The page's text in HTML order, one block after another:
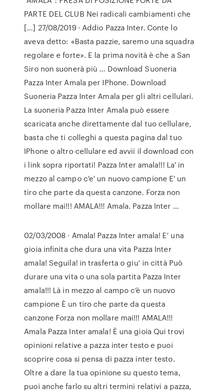
PARTE DEL CLUB Nei radicali cambiamenti che
[…] 27/08/2019 · Addio Pazza Inter. Conte lo
aveva detto: «Basta pazzie, saremo una squadra
regolare e forte». E la prima novità è che a San
Siro non suonerà più … Download Suoneria
Pazza Inter Amala per IPhone. Download
Suoneria Pazza Inter Amala per gli altri cellulari.
La suoneria Pazza Inter Amala può essere
scaricata anche direttamente dal tuo cellulare,
basta che ti colleghi a questa pagina dal tuo
IPhone o altro cellulare ed avvii il download con
i link sopra riportati! Pazza Inter amala!!! La' in
mezzo al campo c'e' un nuovo campione E' un
tiro che parte da questa canzone. Forza non
mollare mai!!! AMALA!!! Amala. Pazza Inter …
02/03/2008 · Amala! Pazza Inter amala! E’ una
gioia infinita che dura una vita Pazza Inter
amala! Seguila! in trasferta o giu’ in città Può
durare una vita o una sola partita Pazza Inter
amala!!! Là in mezzo al campo c’è un nuovo
campione È un tiro che parte da questa
canzone Forza non mollare mai!!! AMALA!!!
Amala Pazza Inter amala! È una gioia Qui trovi
opinioni relative a pazza inter testo e puoi
scoprire cosa si pensa di pazza inter testo.
Oltre a dare la tua opinione su questo tema,
puoi anche farlo su altri termini relativi a pazza,